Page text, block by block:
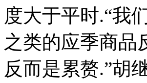
度大于平时.“我
之类的应季商品
反而是累赘.”胡